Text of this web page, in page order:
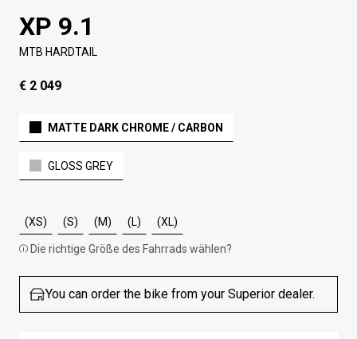
XP 9.1
MTB HARDTAIL
€ 2 049
MATTE DARK CHROME / CARBON
GLOSS GREY
(XS) (S) (M) (L) (XL)
Die richtige Größe des Fahrrads wählen?
You can order the bike from your Superior dealer.